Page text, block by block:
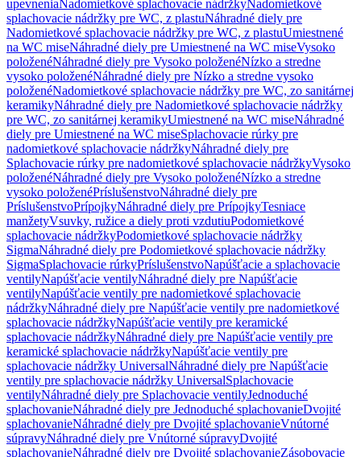
upevneniaNadomietkové splachovacie nádržkyNadomietkové
splachovacie nádržky pre WC, z plastuNáhradné diely pre
Nadomietkové splachovacie nádržky pre WC, z plastuUmiestnené
na WC miseNáhradné diely pre Umiestnené na WC miseVysoko
položenéNáhradné diely pre Vysoko položenéNízko a stredne
vysoko položenéNáhradné diely pre Nízko a stredne vysoko
položenéNadomietkové splachovacie nádržky pre WC, zo sanitárnej
keramikyNáhradné diely pre Nadomietkové splachovacie nádržky
pre WC, zo sanitárnej keramikyUmiestnené na WC miseNáhradné
diely pre Umiestnené na WC miseSplachovacie rúrky pre
nadomietkové splachovacie nádržkyNáhradné diely pre
Splachovacie rúrky pre nadomietkové splachovacie nádržkyVysoko
položenéNáhradné diely pre Vysoko položenéNízko a stredne
vysoko položenéPríslušenstvoNáhradné diely pre
PríslušenstvoPrípojkyNáhradné diely pre PrípojkyTesniace
manžetyVsuvky, ružice a diely proti vzdutiuPodomietkové
splachovacie nádržkyPodomietkové splachovacie nádržky
SigmaNáhradné diely pre Podomietkové splachovacie nádržky
SigmaSplachovacie rúrkyPríslušenstvoNapúšťacie a splachovacie
ventilyNapúšťacie ventilyNáhradné diely pre Napúšťacie
ventilyNapúšťacie ventily pre nadomietkové splachovacie
nádržkyNáhradné diely pre Napúšťacie ventily pre nadomietkové
splachovacie nádržkyNapúšťacie ventily pre keramické
splachovacie nádržkyNáhradné diely pre Napúšťacie ventily pre
keramické splachovacie nádržkyNapúšťacie ventily pre
splachovacie nádržky UniversalNáhradné diely pre Napúšťacie
ventily pre splachovacie nádržky UniversalSplachovacie
ventilyNáhradné diely pre Splachovacie ventilyJednoduché
splachovanieNáhradné diely pre Jednoduché splachovanieDvojité
splachovanieNáhradné diely pre Dvojité splachovanieVnútorné
súpravyNáhradné diely pre Vnútorné súpravyDvojité
splachovanieNáhradné diely pre Dvojité splachovanieZásobovacie